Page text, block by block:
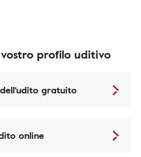
profilo uditivo
gratuito
online